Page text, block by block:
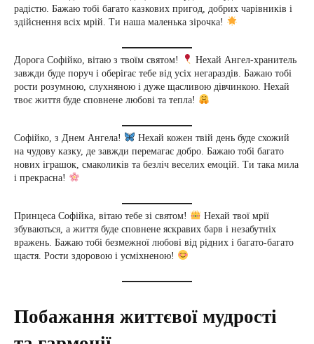
радістю. Бажаю тобі багато казкових пригод, добрих чарівників і
здійснення всіх мрій. Ти наша маленька зірочка!
Дорога Софійко, вітаю з твоїм святом!
Нехай Ангел-хранитель
завжди буде поруч і оберігає тебе від усіх негараздів. Бажаю тобі
рости розумною, слухняною і дуже щасливою дівчинкою. Нехай
твоє життя буде сповнене любові та тепла!
Софійко, з Днем Ангела!
Нехай кожен твій день буде схожий
на чудову казку, де завжди перемагає добро. Бажаю тобі багато
нових іграшок, смаколиків та безліч веселих емоцій. Ти така мила
і прекрасна!
Принцеса Софійка, вітаю тебе зі святом!
Нехай твої мрії
збуваються, а життя буде сповнене яскравих барв і незабутніх
вражень. Бажаю тобі безмежної любові від рідних і багато-багато
щастя. Рости здоровою і усміхненою!
Побажання життєвої мудрості